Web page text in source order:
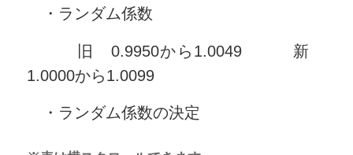
・ランダム係数
旧 0.9950から1.0049 新
1.0000から1.0099
・ランダム係数の決定